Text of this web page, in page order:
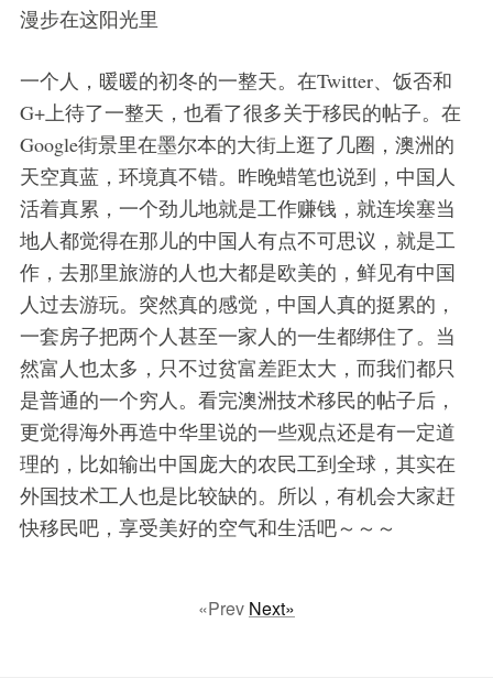
漫步在这阳光里
一个人，暖暖的初冬的一整天。在Twitter、饭否和
G+上待了一整天，也看了很多关于移民的帖子。在
Google街景里在墨尔本的大街上逛了几圈，澳洲的
天空真蓝，环境真不错。昨晚蜡笔也说到，中国人
活着真累，一个劲儿地就是工作赚钱，就连埃塞当
地人都觉得在那儿的中国人有点不可思议，就是工
作，去那里旅游的人也大都是欧美的，鲜见有中国
人过去游玩。突然真的感觉，中国人真的挺累的，
一套房子把两个人甚至一家人的一生都绑住了。当
然富人也太多，只不过贫富差距太大，而我们都只
是普通的一个穷人。看完澳洲技术移民的帖子后，
更觉得海外再造中华里说的一些观点还是有一定道
理的，比如输出中国庞大的农民工到全球，其实在
外国技术工人也是比较缺的。所以，有机会大家赶
快移民吧，享受美好的空气和生活吧～～～
Prev Next